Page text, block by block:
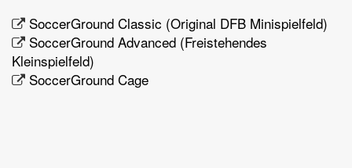
SoccerGround Classic (Original DFB Minispielfeld)
SoccerGround Advanced (Freistehendes
Kleinspielfeld)
SoccerGround Cage